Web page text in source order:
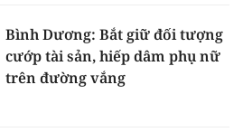
Bình Dương: Bắt giữ đối tượng
cướp tài sản, hiếp dâm phụ nữ
trên đường vắng